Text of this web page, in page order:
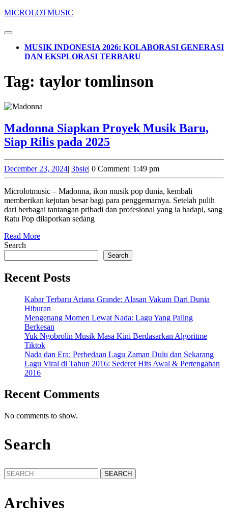
Skip
content
content
MICROLOTMUSIC
Open
ButtonMUSIK INDONESIA 2026: KOLABORASI GENERASI
DAN EKSPLORASI TERBARU
BUTTON
Tag: taylor tomlinson
Madonna Siapkan Proyek Musik Baru,
Siap Rilis pada 2025Madonna
Proyek
Musik
Baru,
Siap
2025
December 23, 2024December
23,
2024
| 3bsie3bsie
| 0 Comment| 1:49 pm
Microlotmusic – Madonna, ikon musik pop dunia, kembali
memberikan kejutan besar bagi para penggemarnya. Setelah pulih
dari berbagai tantangan pribadi dan profesional yang ia hadapi, sang
Ratu Pop dilaporkan sedang
Read MoreRead
Search
Search
Recent Posts
Kabar Terbaru Ariana Grande: Alasan Vakum Dari Dunia
Hiburan
Mengenang Momen Lewat Nada: Lagu Yang Paling
Berkesan
Yuk Ngobrolin Musik Masa Kini Berdasarkan Algoritme
Tiktok
Nada dan Era: Perbedaan Lagu Zaman Dulu dan Sekarang
Lagu Viral di Tahun 2016: Sederet Hits Awal & Pertengahan
2016
Recent Comments
No comments to show.
Search
Search
for:
Archives